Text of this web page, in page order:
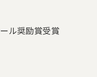
ル奨励賞受賞